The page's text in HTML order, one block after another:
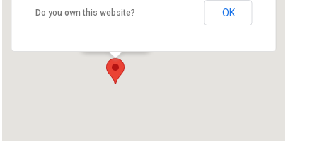
Iffendic
Do you own this website? OK